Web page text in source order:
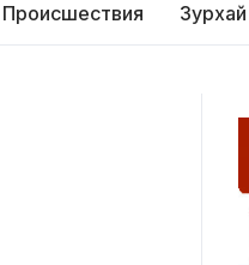
Происшествия Зурхай